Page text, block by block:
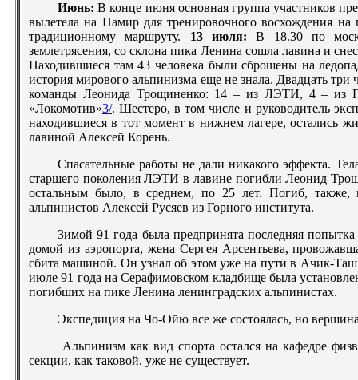
Июнь: В конце июня основная группа участников
вылетела на Памир для тренировочного восхождения
традиционному маршруту. 13 июля:В 18.30 по
землетрясения, со склона пика Ленина сошла лавина и
Находившиеся там 43 человека были сброшены на
история мирового альпинизма еще не знала. Двадцать
команды Леонида Трощиненко: 14 – из ЛЭТИ, 4– из
«Локомотив»3/. Шестеро, в том числе и руководитель
находившиеся в тот момент в нижнем лагере, остались
лавиной Алексей Корень.
Спасательные работы не дали никакого эффекта.
старшего поколения ЛЭТИ в лавине погибли Леонид
остальным было, в среднем, по 25 лет. Погиб, также,
альпинистов Алексей Русяев из Горного института.
Зимой 91 года была предпринята последняя
домой из аэропорта, жена Сергея Арсентьева,
сбита машиной. Он узнал об этом уже на пути в Ачик-
июле 91 года на Серафимовском кладбище была
погибших на пике Ленина ленинградских альпинистах.
Экспедиция на Чо-Ойю все же состоялась, но
Альпинизм как вид спорта остался на кафедре
секции, как таковой, уже не существует.